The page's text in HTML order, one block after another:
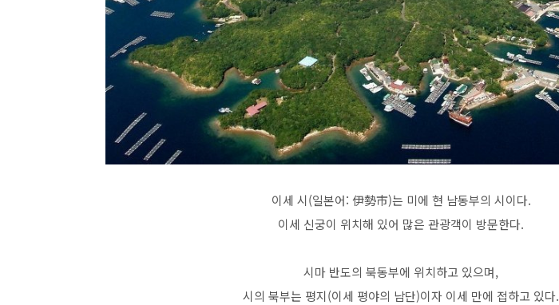
이세 시(일본어: 伊勢市)는 미에 현 남동부의 시이다.
이세 신궁이 위치해 있어 많은 관광객이 방문한다.
시마 반도의 북동부에 위치하고 있으며,
시의 북부는 평지(이세 평야의 남단)이자 이세 만에 접하고 있다.